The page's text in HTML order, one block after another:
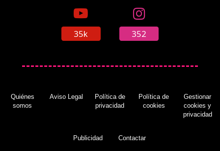
35k 352
Quiénes
somos
Aviso Legal
Política de
privacidad
Política de
cookies
Gestionar
cookies y
privacidad
Publicidad Contactar